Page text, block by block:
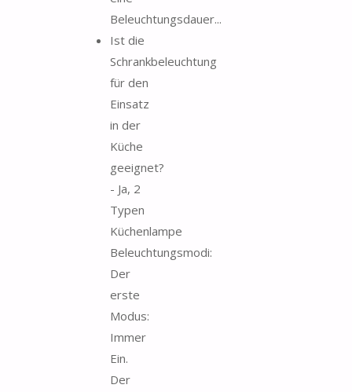
Beleuchtungsdauer...
Ist die
Schrankbeleuchtung
für den
Einsatz
in der
Küche
geeignet?
- Ja, 2
Typen
Küchenlampe
Beleuchtungsmodi:
Der
erste
Modus:
Immer
Ein.
Der